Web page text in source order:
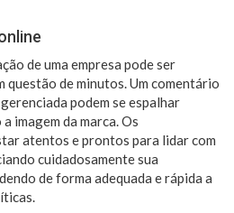
de uma empresa pode ser
questão de minutos. Um comentário
podem se espalhar
imagem da marca. Os
atentos e prontos para lidar com
cuidadosamente sua
de forma adequada e rápida a